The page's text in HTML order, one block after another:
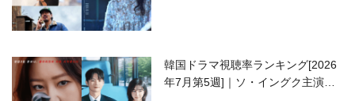
韓国ドラマ視聴率ランキング[2026
年7月第5週]｜ソ・イングク主演の